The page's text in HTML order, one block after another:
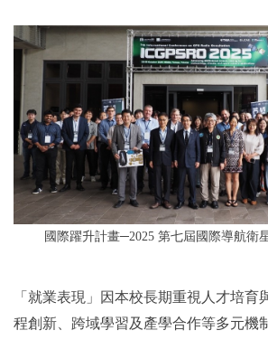
國際躍升計畫─2025 第七屆國際導航衛
「就業表現」因本校長期重視人才培育
程創新、跨域學習及產學合作等多元機